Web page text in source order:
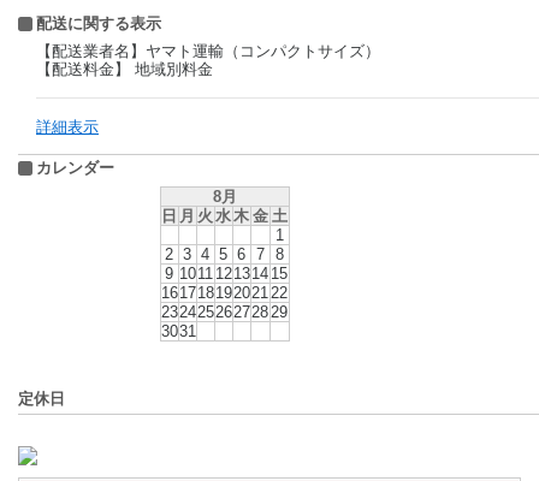
配送に関する表示
【配送業者名】ヤマト運輸（コンパクトサイズ）
【配送料金】 地域別料金
詳細表示
カレンダー
8月
日 月 火 水木 金 土
1
2 3 4 5 6 7
8
9 1011 121314 15
161718192021 22
232425262728 29
3031
定休日